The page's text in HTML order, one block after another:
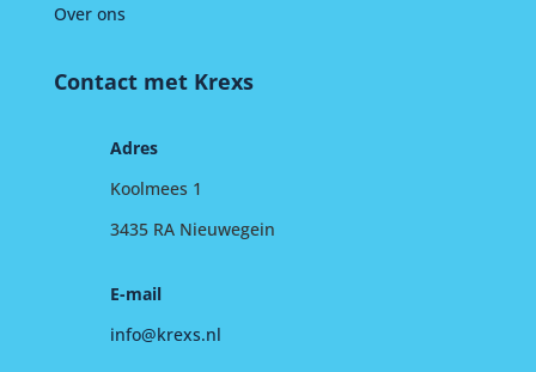
Over ons
Contact met Krexs
Adres
Koolmees 1
3435 RA Nieuwegein
E-mail
info@krexs.nl